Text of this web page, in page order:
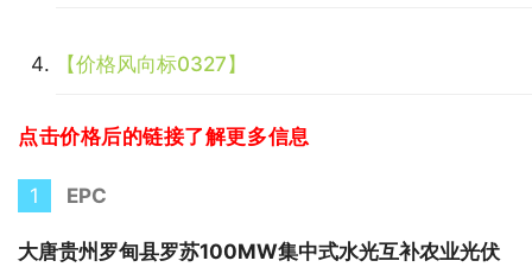
【价格风向标0327】
点击价格后的链接了解更多信息
1 EPC
大唐贵州罗甸县罗苏100MW集中式水光互补农业光伏